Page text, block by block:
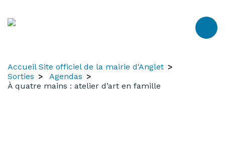
Accueil Site officiel de la mairie d'Anglet
Sorties
Agendas
À quatre mains : atelier d’art en famille